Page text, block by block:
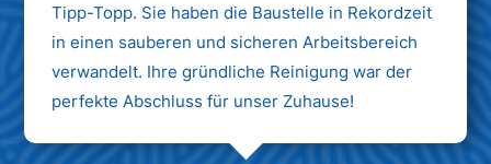
Tipp-Topp. Sie haben die Baustelle in Rekordzeit
in einen sauberen und sicheren Arbeitsbereich
verwandelt. Ihre gründliche Reinigung war der
perfekte Abschluss für unser Zuhause!